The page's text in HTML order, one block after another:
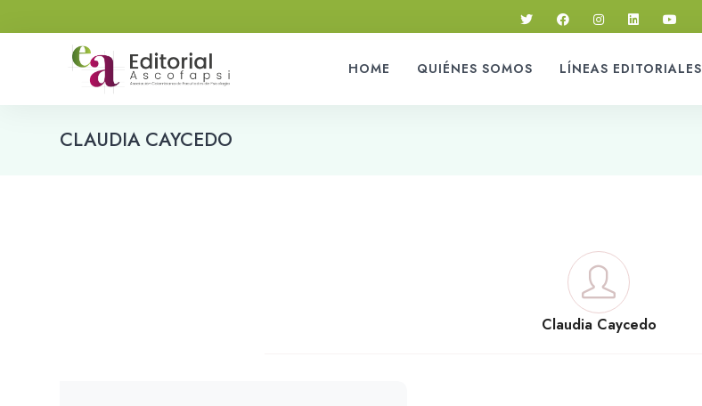
HOME QUIÉNES SOMOS LÍNEAS EDITORIALES
CLAUDIA CAYCEDO
Claudia Caycedo